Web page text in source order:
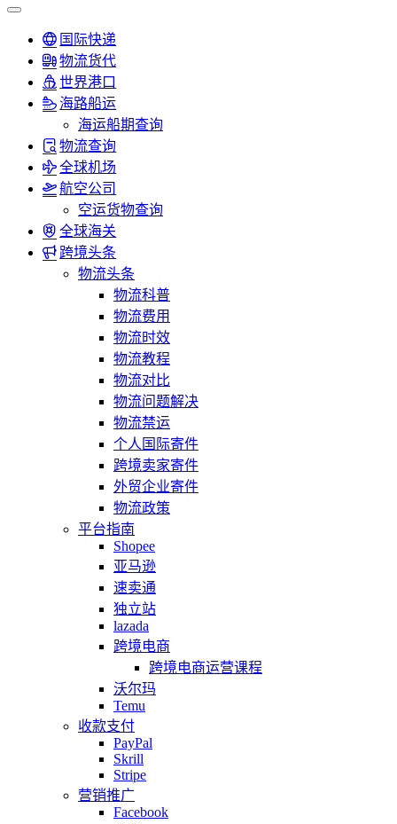
国际快递
物流货代
世界港口
海路船运
海运船期查询
物流查询
全球机场
航空公司
空运货物查询
全球海关
跨境头条
物流头条
物流科普
物流费用
物流时效
物流教程
物流对比
物流问题解决
物流禁运
个人国际寄件
跨境卖家寄件
外贸企业寄件
物流政策
平台指南
Shopee
亚马逊
速卖通
独立站
lazada
跨境电商
跨境电商运营课程
沃尔玛
Temu
收款支付
PayPal
Skrill
Stripe
营销推广
Facebook